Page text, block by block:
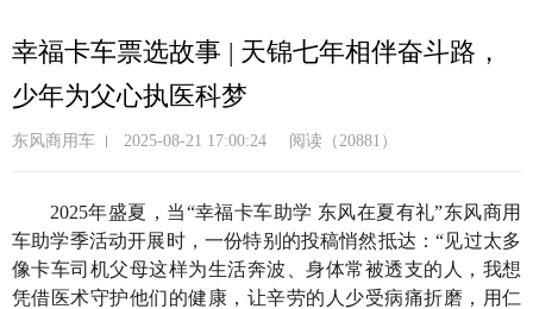
转
到
内
幸福卡车票选故事 | 天锦七年相伴奋斗路，
少年为父心执医科梦
东风商用车 2025-08-21 17:00:24 阅读（20881）
2025年盛夏，当“幸福卡车助学 东风在夏有礼”东风商用
车助学季活动开展时，一份特别的投稿悄然抵达：“见过太多
像卡车司机父母这样为生活奔波、身体常被透支的人，我想
凭借医术守护他们的健康，让辛劳的人少受病痛折磨，用仁